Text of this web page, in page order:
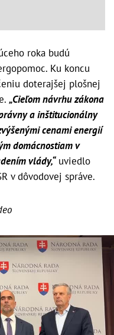
roka budú
Ku koncu
doterajšej plošnej
„Cieľom návrhu zákona
a inštitucionálny
cenami energií
domácnostiam v
vlády,“uviedlo
v dôvodovej správe.